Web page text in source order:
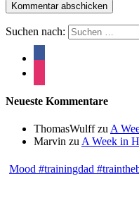
Suchen nach:
Neueste Kommentare
ThomasWulffzu A
Marvin zu A Week in
Mood #trainingdad